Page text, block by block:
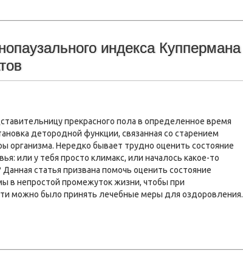
индекса Куппермана
прекрасного пола в определенное время
детородной функции, связанная со старением
организма. Нередко бывает трудно оценить состояние
или у тебя просто климакс, или началось какое-то
Данная статья призвана помочь оценить состояние
в непростой промежуток жизни, чтобы при
можно было принять лечебные меры для оздоровления.